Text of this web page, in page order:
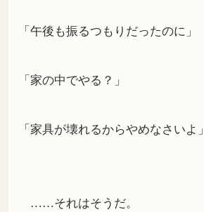
「午後も振るつもりだったのに」
「家の中でやる？」
「家具が壊れるからやめなさいよ」
……それはそうだ。